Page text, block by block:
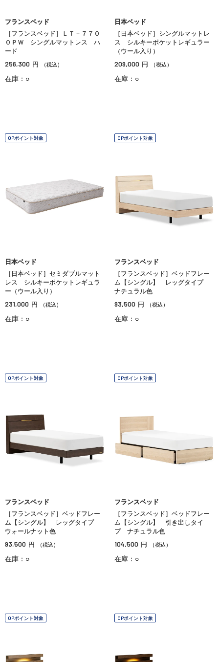
フランスベッド
［フランスベッド］ＬＴ－７７０
０ＰＷ シングルマットレス ハ
ード
256,300 円 （税込）
在庫：○
日本ベッド
［日本ベッド］シングルマットレ
ス シルキーポケットレギュラー
（ウール入り）
209,000 円 （税込）
在庫：○
OPポイント対象
日本ベッド
［日本ベッド］セミダブルマット
レス シルキーポケットレギュラ
ー（ウール入り）
231,000 円 （税込）
在庫：○
OPポイント対象
フランスベッド
［フランスベッド］ベッドフレー
ム【シングル】 レッグタイプ
ナチュラル色
93,500 円 （税込）
在庫：○
OPポイント対象
フランスベッド
［フランスベッド］ベッドフレー
ム【シングル】 レッグタイプ
ウォールナット色
93,500 円 （税込）
在庫：○
OPポイント対象
フランスベッド
［フランスベッド］ベッドフレー
ム【シングル】 引き出しタイ
プ ナチュラル色
104,500 円 （税込）
在庫：○
OPポイント対象 OPポイント対象